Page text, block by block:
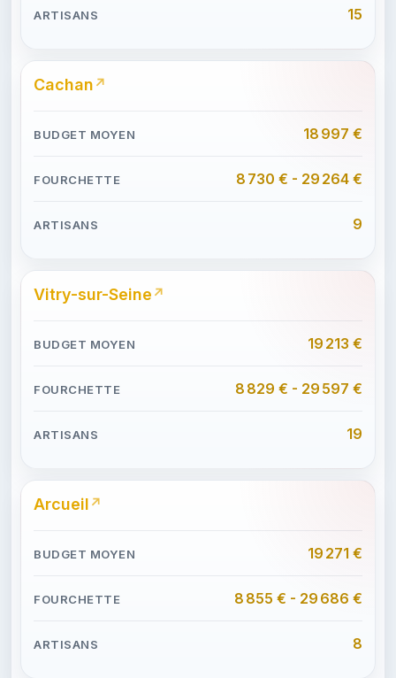
15
Cachan
18 997 €
8 730 € - 29 264 €
9
Vitry-sur-Seine
19 213 €
8 829 € - 29 597 €
19
Arcueil
19 271 €
8 855 € - 29 686 €
8